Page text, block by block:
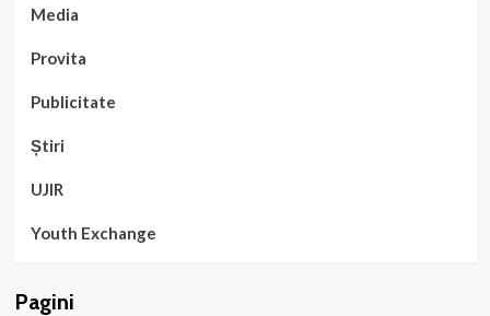
Media
Provita
Publicitate
Știri
UJIR
Youth Exchange
Pagini